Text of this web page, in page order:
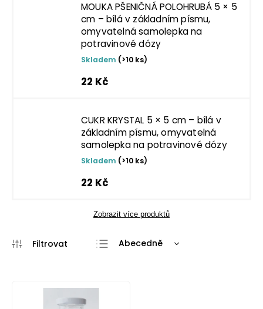
MOUKA PŠENIČNÁ POLOHRUBÁ 5 × 5
cm – bílá v základním písmu,
omyvatelná samolepka na
potravinové dózy
Skladem (>10 ks)
22 Kč
CUKR KRYSTAL 5 × 5 cm – bílá v
základním písmu, omyvatelná
samolepka na potravinové dózy
Skladem (>10 ks)
22 Kč
Zobrazit více produktů
Abecedně